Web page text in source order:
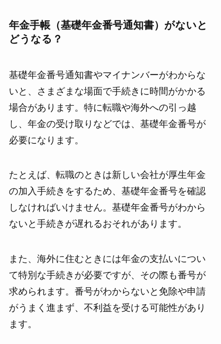
年金手帳（基礎年金番号通知書）がないと
どうなる？
基礎年金番号通知書やマイナンバーがわからな
いと、さまざまな場面で手続きに時間がかかる
場合があります。特に転職や海外への引っ越
し、年金の受け取りなどでは、基礎年金番号が
必要になります。
たとえば、転職のときは新しい会社が厚生年金
の加入手続きをするため、基礎年金番号を確認
しなければいけません。基礎年金番号がわから
ないと手続きが遅れるおそれがあります。
また、海外に住むときには年金の支払いについ
て特別な手続きが必要ですが、その際も番号が
求められます。番号がわからないと免除や申請
がうまく進まず、不利益を受ける可能性があり
ます。